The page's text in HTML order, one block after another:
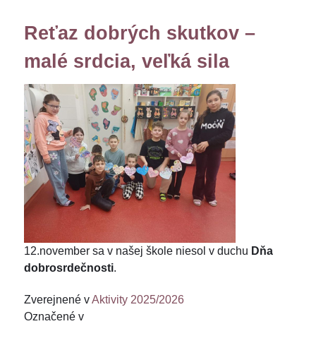
Reťaz dobrých skutkov –
malé srdcia, veľká sila
12.november sa v našej škole niesol v duchu Dňa
dobrosrdečnosti.
Zverejnené vAktivity 2025/2026
Označené v